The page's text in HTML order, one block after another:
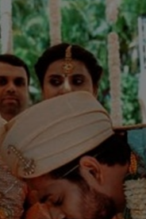
2021
ಸ್ಯಾಂಡಲ್
ಕೃಷ್ಣ-ಮಿಲನಾ
ಕಾಲಿಟ್ಟು ವರ್ಷ
ಮನೆ ಖರೀದಿಸಿ